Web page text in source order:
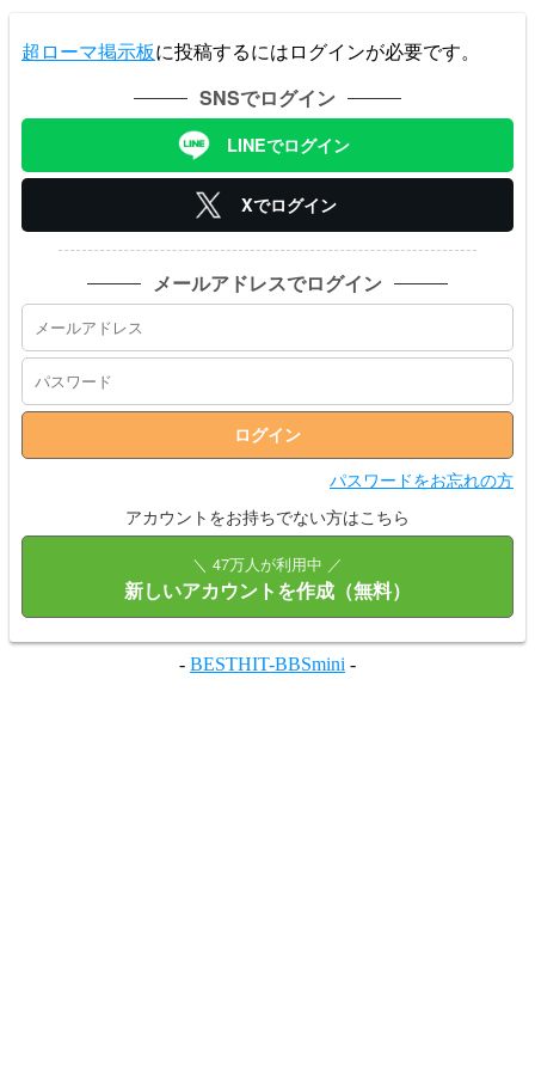
超ローマ掲示板に投稿するにはログインが必要です。
SNSでログイン
LINEでログイン
Xでログイン
メールアドレスでログイン
パスワードをお忘れの方
アカウントをお持ちでない方はこちら
＼ 47万人が利用中 ／
新しいアカウントを作成（無料）
- BESTHIT-BBSmini -